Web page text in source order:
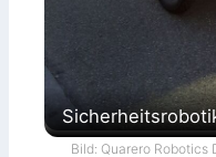
Bild: Quarero Robotics